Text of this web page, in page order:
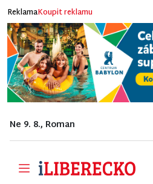
ReklamaKoupit reklamu
Ne 9. 8., Roman